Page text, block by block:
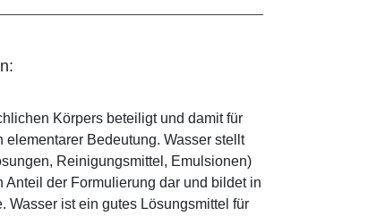
Körpers beteiligt und damit für
Bedeutung. Wasser stellt
Reinigungsmittel, Emulsionen)
der Formulierung dar und bildet in
Wasser ist ein gutes Lösungsmittel für